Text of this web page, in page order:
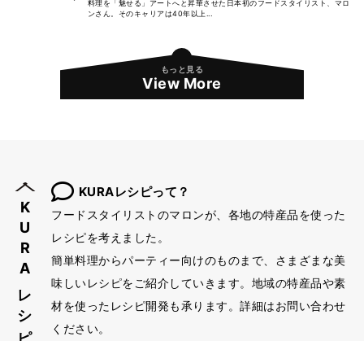
料理を「魅せる」アートへと昇華させた日本初のフードスタイリスト、マロ
ンさん。そのキャリアは40年以上...
もっと見る
View More
KURAレシピ
KURAレシピって？
フードスタイリストのマロンが、各地の特産品を使った
レシピを考えました。
簡単料理からパーティー向けのものまで、さまざまな美
味しいレシピをご紹介していきます。地域の特産品や素
材を使ったレシピ開発も承ります。詳細はお問い合わせ
ください。